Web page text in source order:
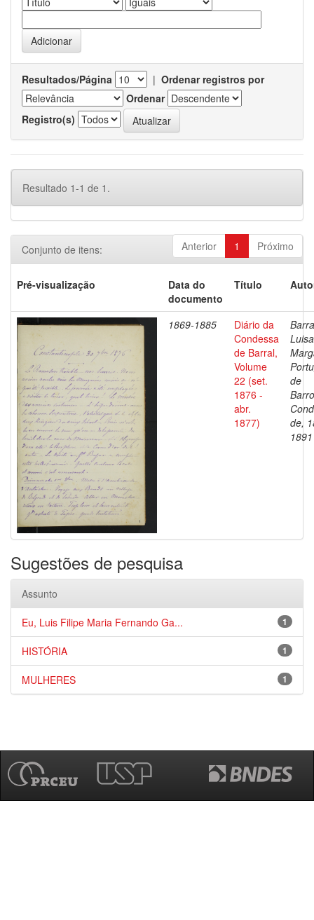
Resultados/Página | Ordenar registros por
Ordenar
Registro(s)
Resultado 1-1 de 1.
Anterior 1 Próximo
Conjunto de itens:
Pré-visualização
Data do
documento
Título
1869-1885
Diário da
Condessa
de Barral,
Volume
22 (set.
1876 -
abr.
1877)
Luisa
de
de,
1891
Sugestões de pesquisa
Assunto
1
Eu, Luis Filipe Maria Fernando Ga...
1
HISTÓRIA
1
MULHERES